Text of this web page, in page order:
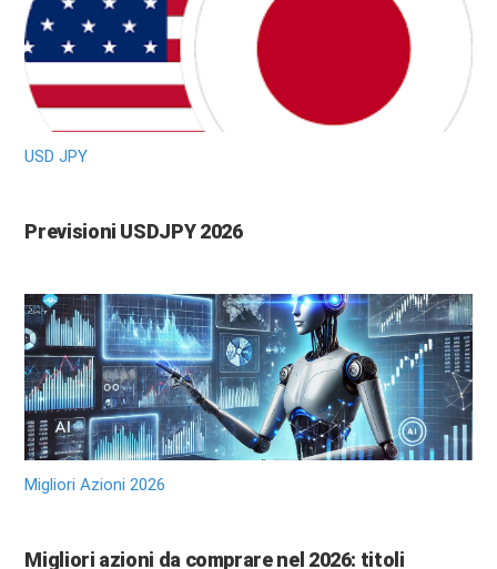
USD JPY
Previsioni USDJPY 2026
Migliori Azioni 2026
Migliori azioni da comprare nel 2026: titoli